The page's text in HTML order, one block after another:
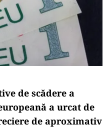
de scădere a
a urcat de
de aproximativ